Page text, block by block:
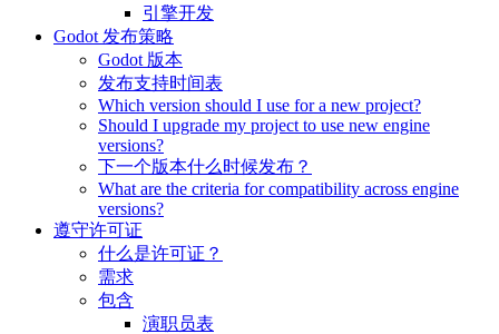
引擎开发
Godot 发布策略
Godot 版本
发布支持时间表
Which version should I use for a new project?
Should I upgrade my project to use new engine
versions?
下一个版本什么时候发布？
What are the criteria for compatibility across engine
versions?
遵守许可证
什么是许可证？
需求
包含
演职员表